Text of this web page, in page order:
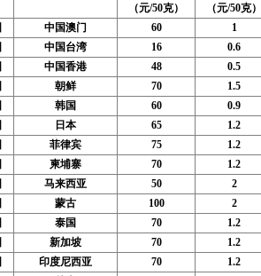
（元/50克）
（元/50克）
中国澳门 60
1
中国台湾 16
0.6
中国香港 48
0.5
朝鲜 70
1.5
韩国 60
0.9
日本 65
1.2
菲律宾 75
1.2
柬埔寨 70
1.2
马来西亚 50
2
蒙古 100
2
泰国 70
1.2
新加坡 70
1.2
印度尼西亚 70
1.2
的先锋平台解析 河马影视：打造全新观